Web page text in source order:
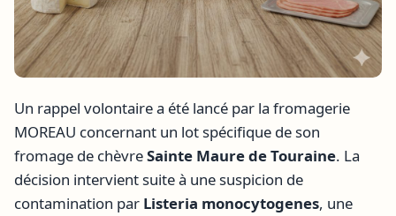
Un rappel volontaire a été lancé par la fromagerie
MOREAU concernant un lot spécifique de son
fromage de chèvreSainte Maure de Touraine. La
décision intervient suite à une suspicion de
contamination par Listeria monocytogenes, une